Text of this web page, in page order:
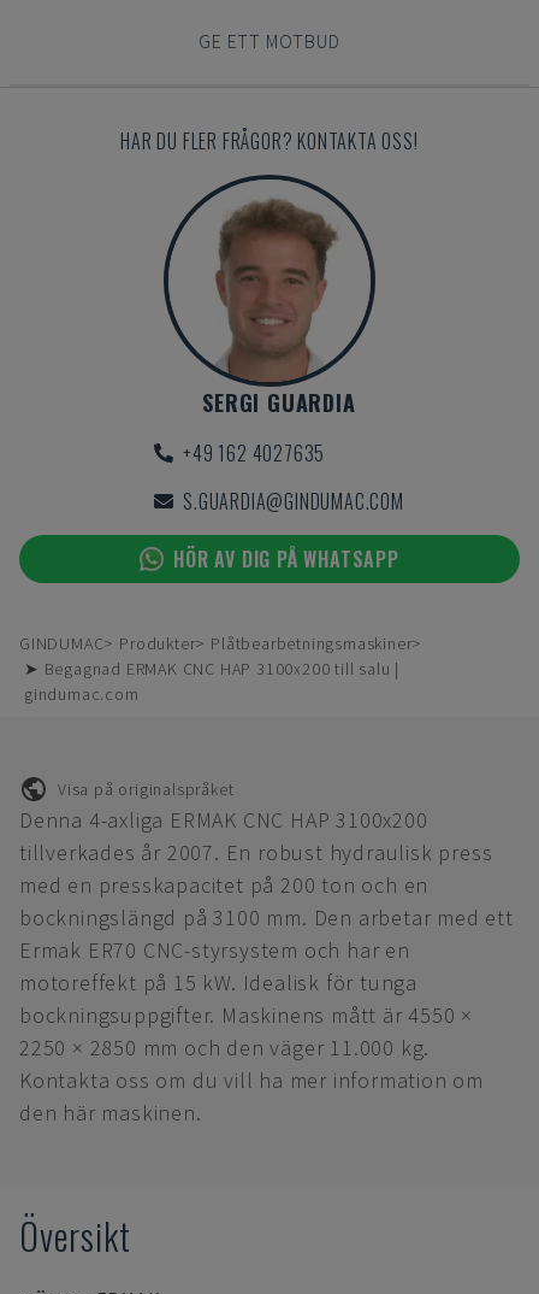
GE ETT MOTBUD
HAR DU FLER FRÅGOR? KONTAKTA OSS!
SERGI GUARDIA
+49 162 4027635
S.GUARDIA@GINDUMAC.COM
HÖR AV DIG PÅ WHATSAPP
GINDUMAC Produkter
Plåtbearbetningsmaskiner
➤ Begagnad ERMAK CNC HAP 3100x200 till salu |
gindumac.com
Visa på originalspråket
Denna 4-axliga ERMAK CNC HAP 3100x200
tillverkades år 2007. En robust hydraulisk press
med en presskapacitet på 200 ton och en
bockningslängd på 3100 mm. Den arbetar med ett
Ermak ER70 CNC-styrsystem och har en
motoreffekt på 15 kW. Idealisk för tunga
bockningsuppgifter. Maskinens mått är 4550 ×
2250 × 2850 mm och den väger 11.000 kg.
Kontakta oss om du vill ha mer information om
den här maskinen.
Översikt